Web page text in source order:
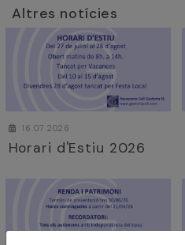
Altres notícies
16.07.2026
Horari d'Estiu 2026